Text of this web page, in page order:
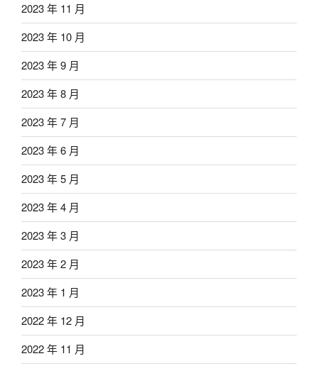
2023 年 11 月
2023 年 10 月
2023 年 9 月
2023 年 8 月
2023 年 7 月
2023 年 6 月
2023 年 5 月
2023 年 4 月
2023 年 3 月
2023 年 2 月
2023 年 1 月
2022 年 12 月
2022 年 11 月